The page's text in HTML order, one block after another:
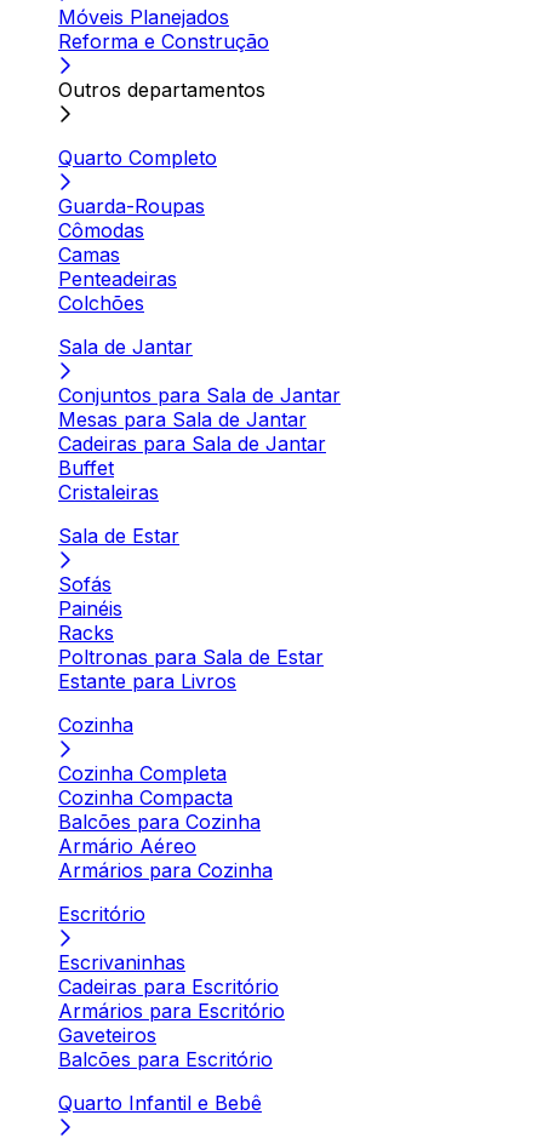
Móveis Planejados
Reforma e Construção
Outros departamentos
Quarto Completo
Guarda-Roupas
Cômodas
Camas
Penteadeiras
Colchões
Sala de Jantar
Conjuntos para Sala de Jantar
Mesas para Sala de Jantar
Cadeiras para Sala de Jantar
Buffet
Cristaleiras
Sala de Estar
Sofás
Painéis
Racks
Poltronas para Sala de Estar
Estante para Livros
Cozinha
Cozinha Completa
Cozinha Compacta
Balcões para Cozinha
Armário Aéreo
Armários para Cozinha
Escritório
Escrivaninhas
Cadeiras para Escritório
Armários para Escritório
Gaveteiros
Balcões para Escritório
Quarto Infantil e Bebê